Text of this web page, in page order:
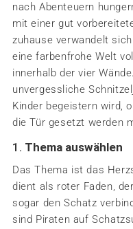
nach Abenteuern
mit einer gut
zuhause verwandelt
eine farbenfrohe Welt
innerhalb der vier
unvergessliche
Kinder begeistern wird,
die Tür gesetzt werden
1. Thema auswählen
Das Thema ist das
dient als roter Faden,
sogar den Schatz
sind Piraten auf